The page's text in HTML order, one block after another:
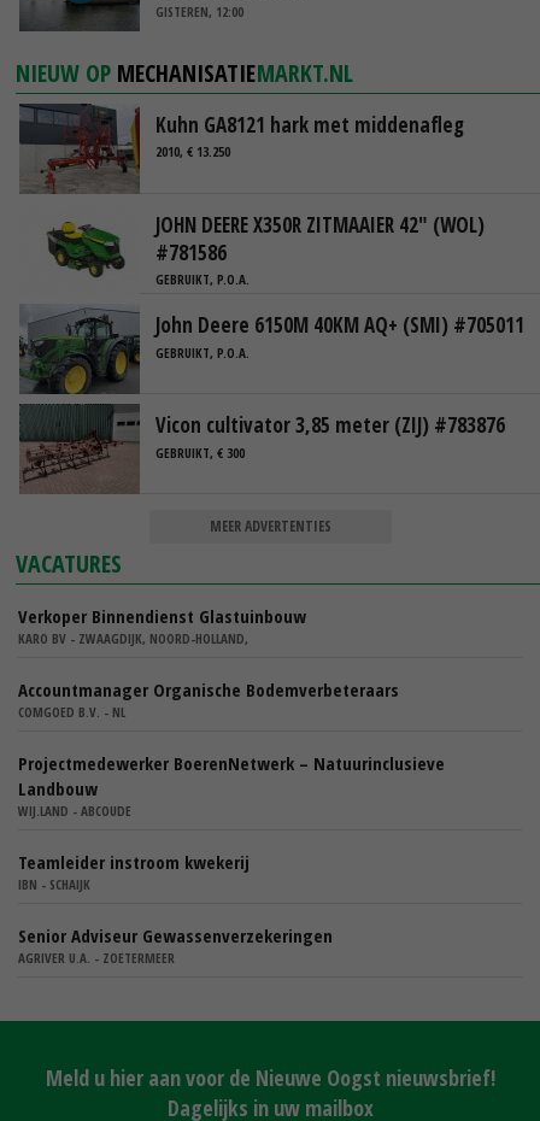
GISTEREN, 12:00
NIEUW OP MECHANISATIEMARKT.NL
Kuhn GA8121 hark met middenafleg
2010, € 13.250
JOHN DEERE X350R ZITMAAIER 42" (WOL)
#781586
GEBRUIKT, P.O.A.
John Deere 6150M 40KM AQ+ (SMI) #705011
GEBRUIKT, P.O.A.
Vicon cultivator 3,85 meter (ZIJ) #783876
GEBRUIKT, € 300
MEER ADVERTENTIES
VACATURES
Verkoper Binnendienst Glastuinbouw
KARO BV - ZWAAGDIJK, NOORD-HOLLAND,
Accountmanager Organische Bodemverbeteraars
COMGOED B.V. - NL
Projectmedewerker BoerenNetwerk – Natuurinclusieve
Landbouw
WIJ.LAND - ABCOUDE
Teamleider instroom kwekerij
IBN - SCHAIJK
Senior Adviseur Gewassenverzekeringen
AGRIVER U.A. - ZOETERMEER
Meld u hier aan voor de Nieuwe Oogst nieuwsbrief!
Dagelijks in uw mailbox